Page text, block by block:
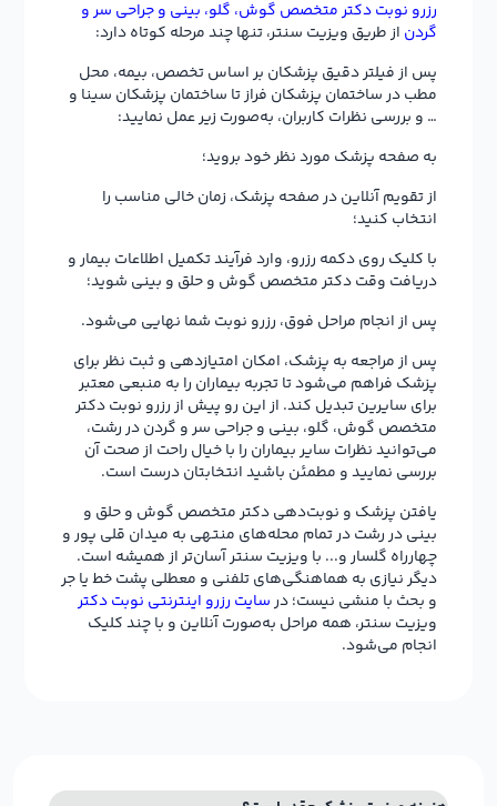
پس از فیلتر دقیق پزشکان بر اساس تخصص، بیمه، محل
… و بررسی نظرات کاربران، به‌صورت زیر عمل نمایید:
به صفحه پزشک مورد نظر خود بروید؛
از تقویم آنلاین در صفحه پزشک، زمان خالی مناسب را
با کلیک روی دکمه رزرو، وارد فرآیند تکمیل اطلاعات بیمار و
پس از انجام مراحل فوق، رزرو نوبت شما نهایی می‌شود.
پس از مراجعه به پزشک، امکان امتیازدهی و ثبت نظر برای
برای سایرین تبدیل کند. از این رو پیش از رزرو نوبت دکتر
متخصص گوش، گلو، بینی و جراحی سر و گردن در رشت،
می‌توانید نظرات سایر بیماران را با خیال راحت از صحت آن
بررسی نمایید و مطمئن باشید انتخابتان درست است.
یافتن پزشک و نوبت‌دهی دکتر متخصص گوش و حلق و
چهارراه گلسار و... با ویزیت سنتر آسان‌تر از همیشه است.
دیگر نیازی به هماهنگی‌های تلفنی و معطلی پشت خط یا جر
و بحث با منشی نیست؛ درسایت رزرو اینترنتی نوبت دکتر
ویزیت سنتر، همه مراحل به‌صورت آنلاین و با چند کلیک
انجام می‌شود.